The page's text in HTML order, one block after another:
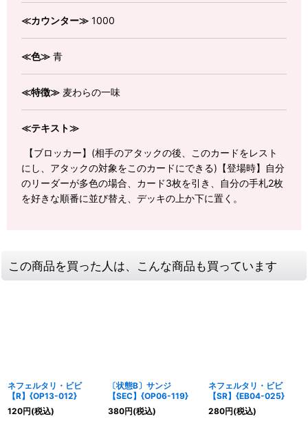
≪カウンター≫ 1000
≪色≫ 青
≪特徴≫ 麦わらの一味
≪テキスト≫
【ブロッカー】(相手のアタックの後、このカードをレスト
にし、アタックの対象をこのカードにできる)【登場時】自分
のリーダーが多色の場合、カード3枚を引き、自分の手札2枚
を好きな順番に並び替え、デッキの上か下に置く。
この商品を買った人は、こんな商品も買っています
ネフェルタリ・ビビ
【R】{OP13-012}
120円(税込)
〔状態B〕サンジ
【SEC】{OP06-119}
380円(税込)
ネフェルタリ・ビビ
【SR】{EB04-025}
280円(税込)